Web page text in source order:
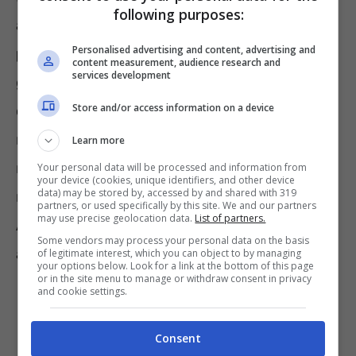
anche se porta con sé ansie e
preoccupazioni. Alcuni caratteri riescono a
gestire bene l’ondata di sensazioni
comporta iniziare (e mantenere) una
relazione, mentre altri si spaventano, o non
riescono ad impegnarsi a fondo, e – anche se
non sempre –scappano . Secondo gli
Astrologi è molto probabile che appartengano
a questi Segni Zodiacali.
Acquario. Sappiamo bene che per i
nati di questo Segno è molto difficile
following purposes:
Personalised advertising and content, advertising and
content measurement, audience research and
services development
Store and/or access information on a device
Learn more
Your personal data will be processed and information from
your device (cookies, unique identifiers, and other device
data) may be stored by, accessed by and shared with 319
partners, or used specifically by this site. We and our partners
may use precise geolocation data. List of partners.
Some vendors may process your personal data on the basis
of legitimate interest, which you can object to by managing
your options below. Look for a link at the bottom of this page
or in the site menu to manage or withdraw consent in privacy
and cookie settings.
Consent